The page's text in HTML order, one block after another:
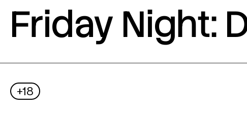
Friday Night:
+18